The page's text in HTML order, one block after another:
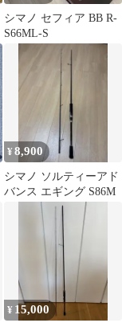
シマノ セフィア BB R-
S66ML-S
¥8,900
シマノ ソルティーアド
バンス エギング S86M
¥ 15,000